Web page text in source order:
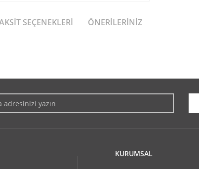
SEÇENEKLERI ÖNERILERINIZ
Yorum Yaz
KURUMSAL